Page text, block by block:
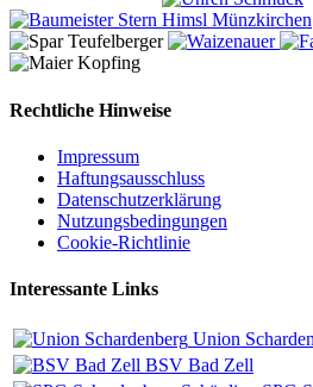
Rechtliche Hinweise
Impressum
Haftungsausschluss
Datenschutzerklärung
Nutzungsbedingungen
Cookie-Richtlinie
Interessante Links
Union
BSV Bad Zell